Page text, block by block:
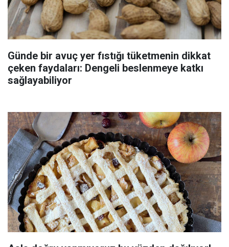
Günde bir avuç yer fıstığı tüketmenin dikkat
çeken faydaları: Dengeli beslenmeye katkı
sağlayabiliyor